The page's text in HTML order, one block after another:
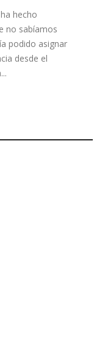
hecho
no sabíamos
podido asignar
desde el